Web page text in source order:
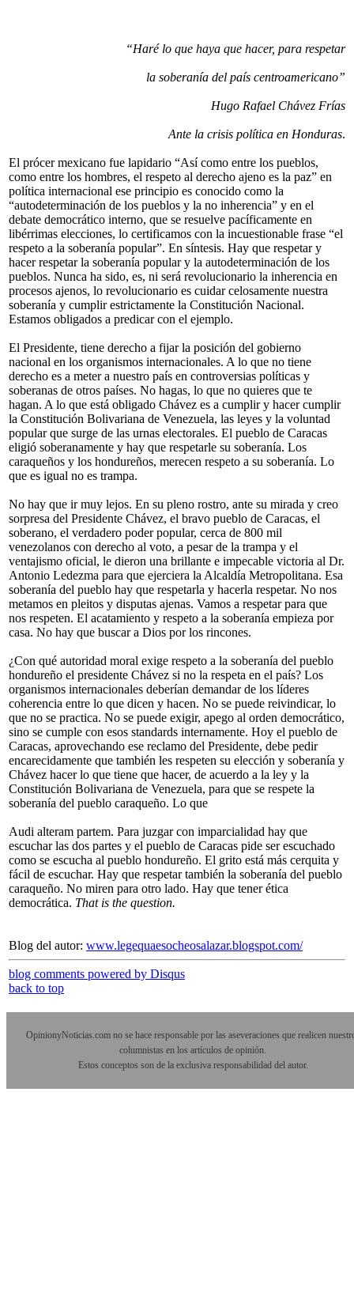
“Haré lo que haya que hacer, para respetar
la soberanía del país centroamericano”
Hugo Rafael Chávez Frías
Ante la crisis política en Honduras.
El prócer mexicano fue lapidario “Así como entre los pueblos,
como entre los hombres, el respeto al derecho ajeno es la paz” en
política internacional ese principio es conocido como la
“autodeterminación de los pueblos y la no inherencia” y en el
debate democrático interno, que se resuelve pacíficamente en
libérrimas elecciones, lo certificamos con la incuestionable frase “el
respeto a la soberanía popular”. En síntesis. Hay que respetar y
hacer respetar la soberanía popular y la autodeterminación de los
pueblos. Nunca ha sido, es, ni será revolucionario la inherencia en
procesos ajenos, lo revolucionario es cuidar celosamente nuestra
soberanía y cumplir estrictamente la Constitución Nacional.
Estamos obligados a predicar con el ejemplo.
El Presidente, tiene derecho a fijar la posición del gobierno
nacional en los organismos internacionales. A lo que no tiene
derecho es a meter a nuestro país en controversias políticas y
soberanas de otros países. No hagas, lo que no quieres que te
hagan. A lo que está obligado Chávez es a cumplir y hacer cumplir
la Constitución Bolivariana de Venezuela, las leyes y la voluntad
popular que surge de las urnas electorales. El pueblo de Caracas
eligió soberanamente y hay que respetarle su soberanía. Los
caraqueños y los hondureños, merecen respeto a su soberanía. Lo
que es igual no es trampa.
No hay que ir muy lejos. En su pleno rostro, ante su mirada y creo
sorpresa del Presidente Chávez, el bravo pueblo de Caracas, el
soberano, el verdadero poder popular, cerca de 800 mil
venezolanos con derecho al voto, a pesar de la trampa y el
ventajismo oficial, le dieron una brillante e impecable victoria al Dr.
Antonio Ledezma para que ejerciera la Alcaldía Metropolitana. Esa
soberanía del pueblo hay que respetarla y hacerla respetar. No nos
metamos en pleitos y disputas ajenas. Vamos a respetar para que
nos respeten. El acatamiento y respeto a la soberanía empieza por
casa. No hay que buscar a Dios por los rincones.
¿Con qué autoridad moral exige respeto a la soberanía del pueblo
hondureño el presidente Chávez si no la respeta en el país? Los
organismos internacionales deberían demandar de los líderes
coherencia entre lo que dicen y hacen. No se puede reivindicar, lo
que no se practica. No se puede exigir, apego al orden democrático,
sino se cumple con esos standards internamente. Hoy el pueblo de
Caracas, aprovechando ese reclamo del Presidente, debe pedir
encarecidamente que también les respeten su elección y soberanía y
Chávez hacer lo que tiene que hacer, de acuerdo a la ley y la
Constitución Bolivariana de Venezuela, para que se respete la
soberanía del pueblo caraqueño. Lo que
Audi alteram partem. Para juzgar con imparcialidad hay que
escuchar las dos partes y el pueblo de Caracas pide ser escuchado
como se escucha al pueblo hondureño. El grito está más cerquita y
fácil de escuchar. Hay que respetar también la soberanía del pueblo
caraqueño. No miren para otro lado. Hay que tener ética
democrática. That is the question.
Blog del autor: www.legequaesocheosalazar.blogspot.com/
blog comments powered by Disqus
back to top
OpinionyNoticias.com no se hace responsable por las aseveraciones que realicen
columnistas en los artículos de opinión.
Estos conceptos son de la exclusiva responsabilidad del autor.